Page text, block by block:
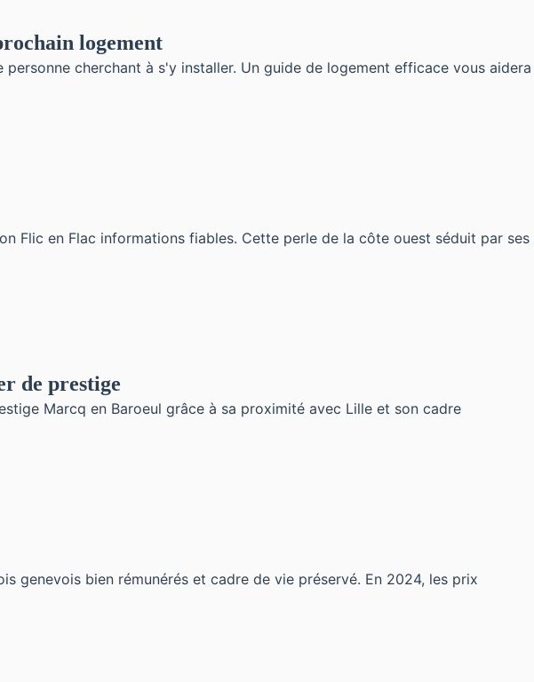
logement
cherchant à s'y installer. Un guide de logement efficace vous aidera
Flic en Flac informations fiables. Cette perle de la côte ouest séduit par ses
de prestige
Marcq en Baroeul grâce à sa proximité avec Lille et son cadre
genevois bien rémunérés et cadre de vie préservé. En 2024, les prix